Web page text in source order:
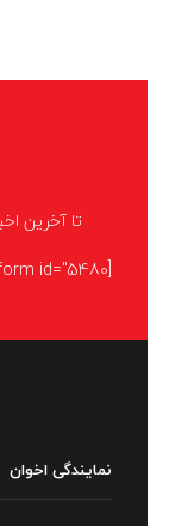
تا آخرین
[mc4wp_form id="5480"]
نمایندگی اخوان